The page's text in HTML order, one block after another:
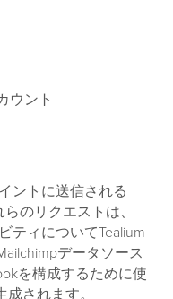
ウント
ントに送信される
のリクエストは、
ティについてTealium
データソース
を構成するために使
されます。